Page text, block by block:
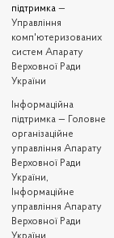
підтримка —
Управління
комп'ютеризованих
систем Апарату
Верховної Ради
України
Iнформаційна
підтримка — Головне
організаційне
управління Апарату
Верховної Ради
України,
Інформаційне
управління Апарату
Верховної Ради
України